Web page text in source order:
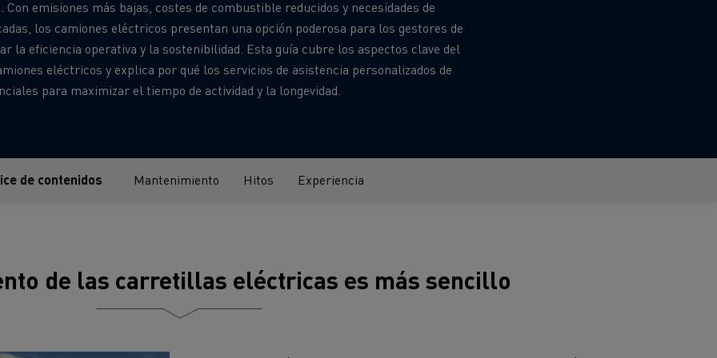
Trucks D Renault Trucks D Wide
Transporte de madera
de minería
mercancías
Optimizar la entrega
medioambiental de las
de mantenimiento
Con emisiones más bajas, costes de combustible reducidos y necesidades de
los camiones eléctricos presentan una opción poderosa para los gestores de
la eficiencia operativa y la sostenibilidad. Esta guía cubre los aspectos clave del
eléctricos y explica por qué los servicios de asistencia personalizados de
para maximizar el tiempo de actividad y la longevidad.
de contenidos Mantenimiento Hitos Experiencia
de las carretillas eléctricas es más sencillo